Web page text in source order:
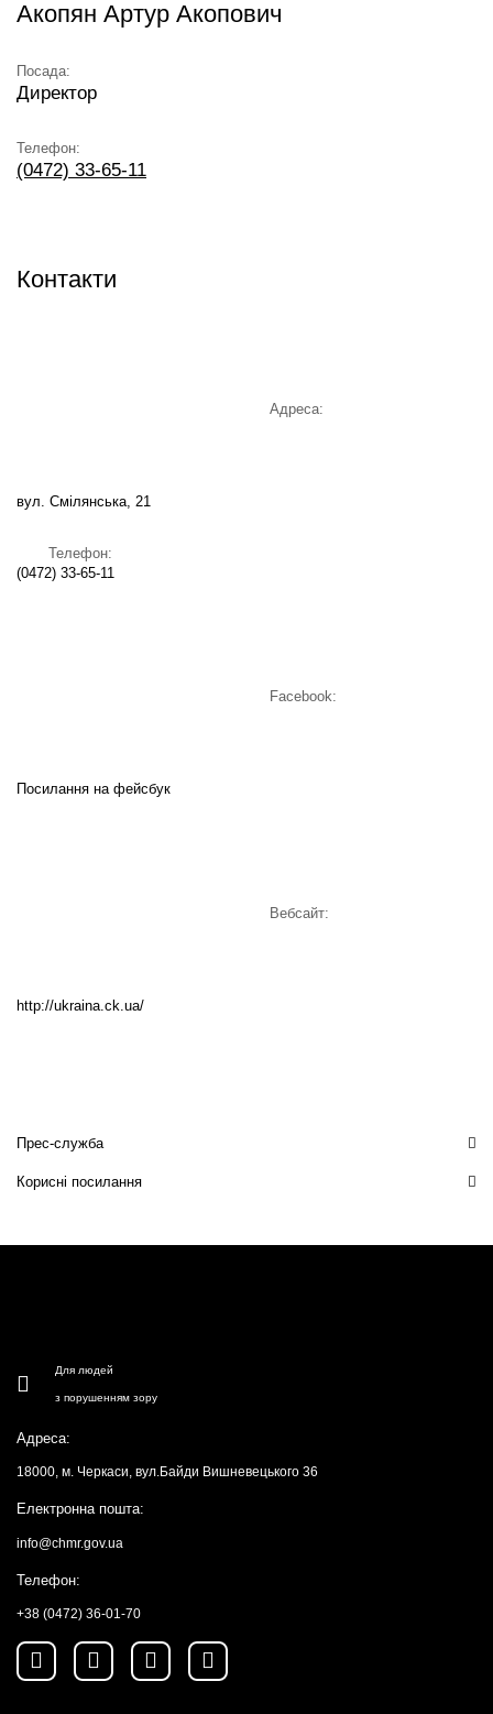
Акопян Артур Акопович
Посада:
Директор
Телефон:
(0472) 33-65-11
Контакти
Адреса:
вул. Смілянська, 21
Телефон:
(0472) 33-65-11
Facebook:
Посилання на фейсбук
Вебсайт:
http://ukraina.ck.ua/
Прес-служба
Корисні посилання
Для людей
з порушенням зору
Адреса:
18000, м. Черкаси, вул.Байди Вишневецького 36
Електронна пошта:
info@chmr.gov.ua
Телефон:
+38 (0472) 36-01-70